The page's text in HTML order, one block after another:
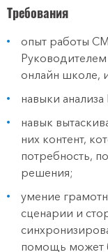
Требования
опыт работы
Руководителем
онлайн школе,
навыки
навык
них контент,
потребность,
решения;
умение
сценарии и
помощь может